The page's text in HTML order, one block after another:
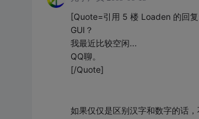
[Quote=引用 5 楼 Loaden 的回
GUI？
我最近比较空闲...
QQ聊。
[/Quote]
如果仅仅是区别汉字和数字的话